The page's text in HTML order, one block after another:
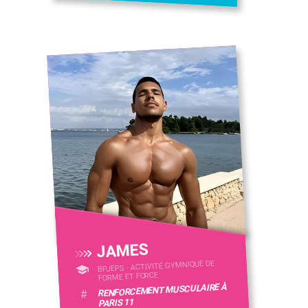
JAMES
BPJEPS - ACTIVITÉ GYMNIQUE DE
FORME ET FORCE
# RENFORCEMENT MUSCULAIRE À
PARIS 11